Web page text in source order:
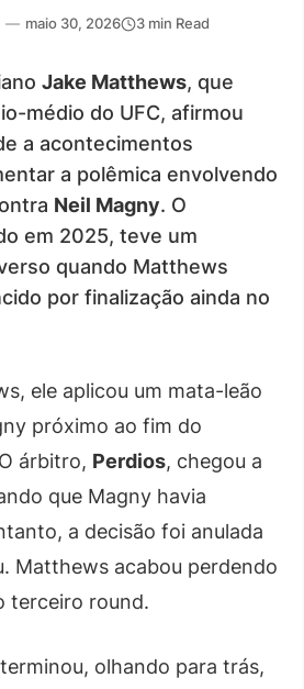
— maio 30, 2026 3 min Read
Jake Matthews, que
médio do UFC, afirmou
a acontecimentos
a polêmica envolvendo
Neil Magny. O
em 2025, teve um
quando Matthews
por finalização ainda no
ele aplicou um mata-leão
próximo ao fim do
árbitro, Perdios, chegou a
que Magny havia
a decisão foi anulada
Matthews acabou perdendo
terceiro round.
olhando para trás,